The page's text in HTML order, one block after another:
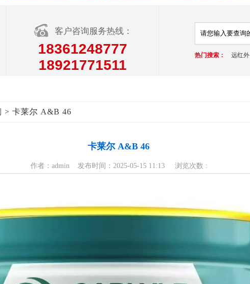
客户咨询服务热线：
18361248777
18921771511
热门搜索： 远红外
> 卡莱尔 A&B 46
卡莱尔 A&B 46
作者：admin 发布时间：2025-05-15 11:13 浏览次数 :